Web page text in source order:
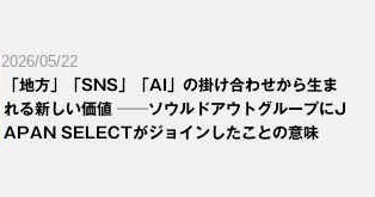
2026/05/22
「地方」「SNS」「AI」の掛け合わせから生ま
れる新しい価値 ──ソウルドアウトグループにJ
APAN SELECTがジョインしたことの意味